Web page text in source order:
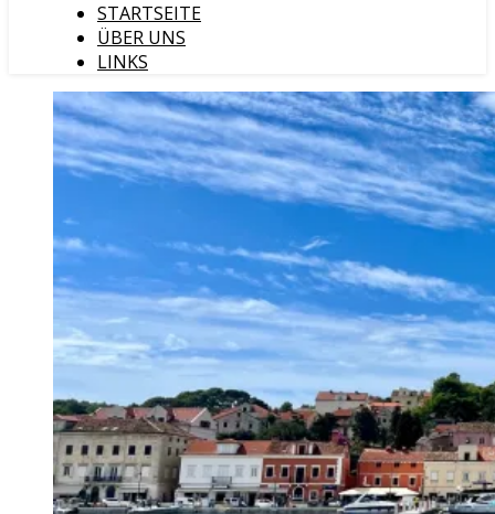
STARTSEITE
ÜBER UNS
LINKS